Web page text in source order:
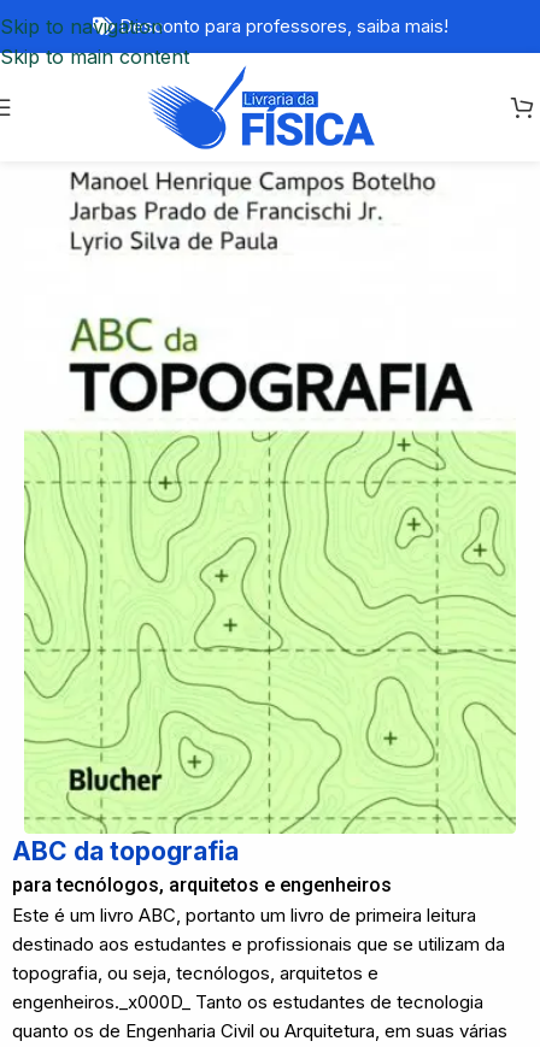
Skip to navigation
Skip to main content
Desconto para professores, saiba mais!
ABC da topografia
para tecnólogos, arquitetos e engenheiros
Este é um livro ABC, portanto um livro de primeira leitura
destinado aos estudantes e profissionais que se utilizam da
topografia, ou seja, tecnólogos, arquitetos e
engenheiros._x000D_ Tanto os estudantes de tecnologia
quanto os de Engenharia Civil ou Arquitetura, em suas várias